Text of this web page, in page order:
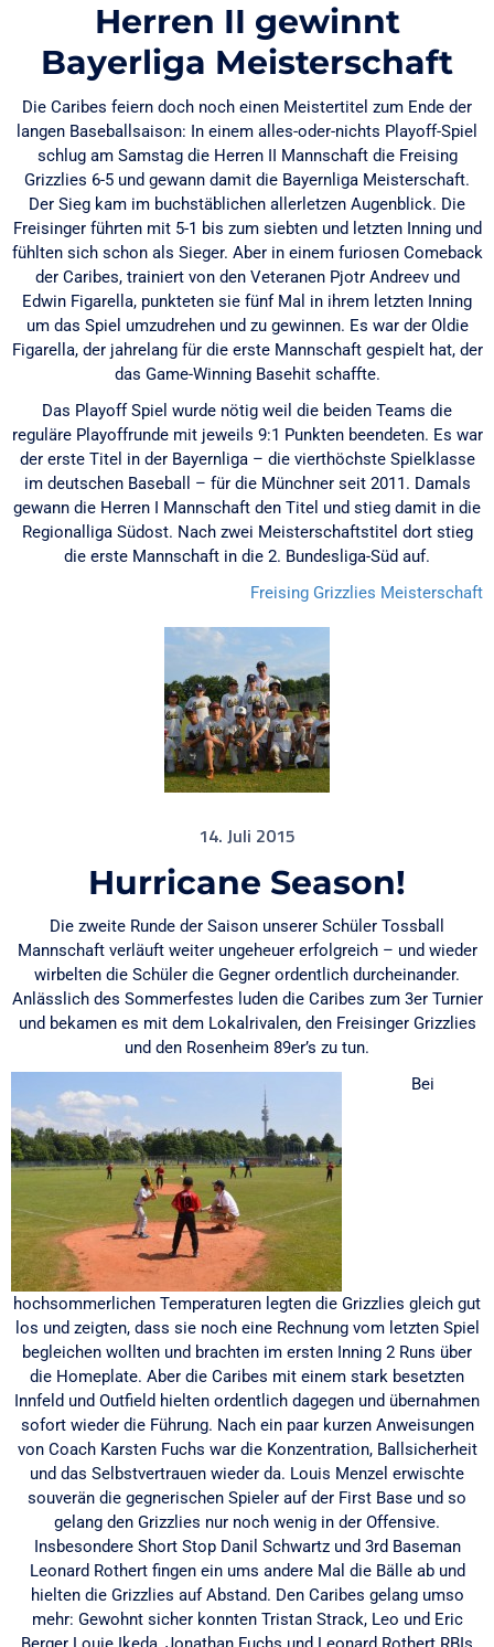
Herren II gewinnt
Bayerliga Meisterschaft
Die Caribes feiern doch noch einen Meistertitel zum Ende der
langen Baseballsaison: In einem alles-oder-nichts Playoff-Spiel
schlug am Samstag die Herren II Mannschaft die Freising
Grizzlies 6-5 und gewann damit die Bayernliga Meisterschaft.
Der Sieg kam im buchstäblichen allerletzen Augenblick. Die
Freisinger führten mit 5-1 bis zum siebten und letzten Inning und
fühlten sich schon als Sieger. Aber in einem furiosen Comeback
der Caribes, trainiert von den Veteranen Pjotr Andreev und
Edwin Figarella, punkteten sie fünf Mal in ihrem letzten Inning
um das Spiel umzudrehen und zu gewinnen. Es war der Oldie
Figarella, der jahrelang für die erste Mannschaft gespielt hat, der
das Game-Winning Basehit schaffte.
Das Playoff Spiel wurde nötig weil die beiden Teams die
reguläre Playoffrunde mit jeweils 9:1 Punkten beendeten. Es war
der erste Titel in der Bayernliga – die vierthöchste Spielklasse
im deutschen Baseball – für die Münchner seit 2011. Damals
gewann die Herren I Mannschaft den Titel und stieg damit in die
Regionalliga Südost. Nach zwei Meisterschaftstitel dort stieg
die erste Mannschaft in die 2. Bundesliga-Süd auf.
Freising Grizzlies Meisterschaft
14. Juli 2015
Hurricane Season!
Die zweite Runde der Saison unserer Schüler Tossball
Mannschaft verläuft weiter ungeheuer erfolgreich – und wieder
wirbelten die Schüler die Gegner ordentlich durcheinander.
Anlässlich des Sommerfestes luden die Caribes zum 3er Turnier
und bekamen es mit dem Lokalrivalen, den Freisinger Grizzlies
und den Rosenheim 89er’s zu tun.
Bei
hochsommerlichen Temperaturen legten die Grizzlies gleich gut
los und zeigten, dass sie noch eine Rechnung vom letzten Spiel
begleichen wollten und brachten im ersten Inning 2 Runs über
die Homeplate. Aber die Caribes mit einem stark besetzten
Innfeld und Outfield hielten ordentlich dagegen und übernahmen
sofort wieder die Führung. Nach ein paar kurzen Anweisungen
von Coach Karsten Fuchs war die Konzentration, Ballsicherheit
und das Selbstvertrauen wieder da. Louis Menzel erwischte
souverän die gegnerischen Spieler auf der First Base und so
gelang den Grizzlies nur noch wenig in der Offensive.
Insbesondere Short Stop Danil Schwartz und 3rd Baseman
Leonard Rothert fingen ein ums andere Mal die Bälle ab und
hielten die Grizzlies auf Abstand. Den Caribes gelang umso
mehr: Gewohnt sicher konnten Tristan Strack, Leo und Eric